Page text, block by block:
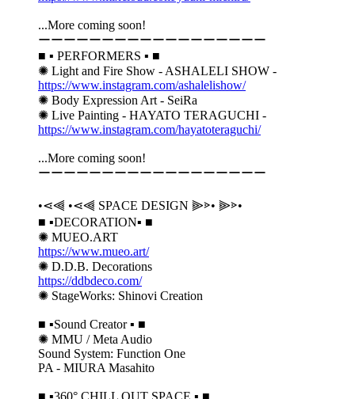
...More coming soon!
ーーーーーーーーーーーーーーーーーー
■ ▪️ PERFORMERS ▪️ ■
✺ Light and Fire Show - ASHALELI SHOW -
https://www.instagram.com/ashalelishow/
✺ Body Expression Art - SeiRa
✺ Live Painting - HAYATO TERAGUCHI -
https://www.instagram.com/hayatoteraguchi/
...More coming soon!
ーーーーーーーーーーーーーーーーーー
•⋖⫷ •⋖⫷ SPACE DESIGN ⫸⋗• ⫸⋗•
■ ▪️DECORATION▪️ ■
✺ MUEO.ART
https://www.mueo.art/
✺ D.D.B. Decorations
https://ddbdeco.com/
✺ StageWorks: Shinovi Creation
■ ▪️Sound Creator ▪️ ■
✺ MMU / Meta Audio
Sound System: Function One
PA - MIURA Masahito
■ ▪️360° CHILL OUT SPACE ▪️ ■